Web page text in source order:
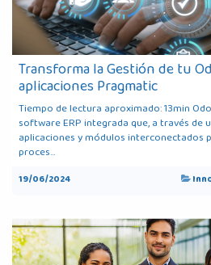
Transforma la Gestión de tu
aplicaciones Pragmatic
Tiempo de lectura aproximado: 13min
software ERP integrada que, a través de
aplicaciones y módulos interconectados
proces...
19/06/2024